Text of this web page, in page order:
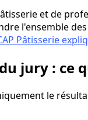
et de
l'ensemble
Pâtisserie
jury : ce
le